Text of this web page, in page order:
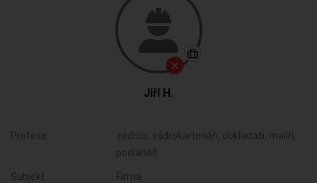
Jiří H.
Profese:
zedníci, sádrokartonáři, obkladači, malíři,
podlaháři
Subjekt: Firma